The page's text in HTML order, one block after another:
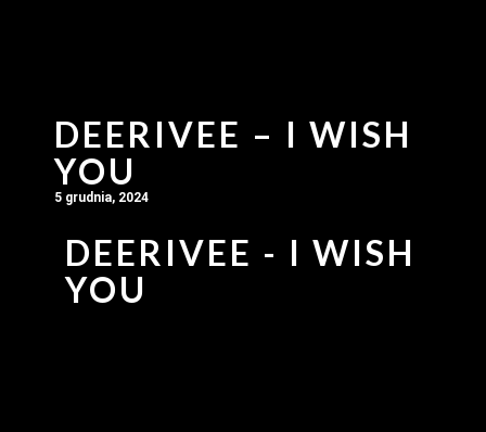
DEERIVEE – I WISH
YOU
5 grudnia, 2024
DEERIVEE - I WISH
YOU